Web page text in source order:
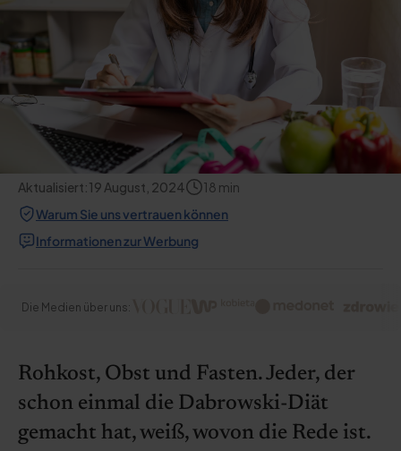
Aktualisiert:19 August, 2024 18 min
Warum Sie uns vertrauen können
Informationen zur Werbung
Die Medien über uns:
Rohkost, Obst und Fasten. Jeder, der
schon einmal die Dabrowski-Diät
gemacht hat, weiß, wovon die Rede ist.